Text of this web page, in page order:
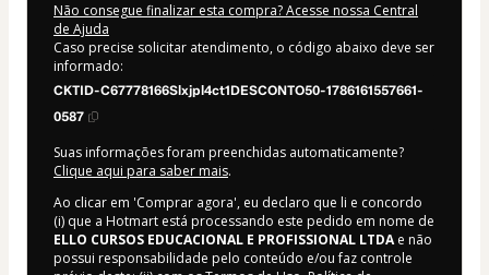
Não consegue finalizar esta compra? Acesse nossa Central
de Ajuda
Caso precise solicitar atendimento, o código abaixo deve ser
informado:
CKTID-C67778166Slxjpl4ct1DESCONTO50-1786161557661-
0587
Suas informações foram preenchidas automaticamente?
Clique aqui para saber mais.
Ao clicar em 'Comprar agora', eu declaro que li e concordo
(i) que a Hotmart está processando este pedido em nome de
ELLO CURSOS EDUCACIONAL E PROFISSIONAL LTDAe não
possui responsabilidade pelo conteúdo e/ou faz controle